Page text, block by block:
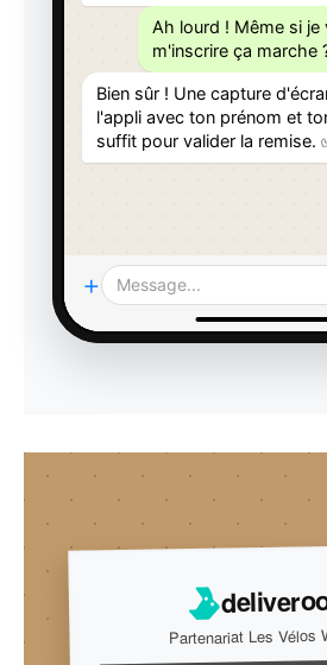
Ah lourd ! Même si je
m'inscrire ça marche
Bien sûr ! Une capture
l'appli avec ton prénom et
suffit pour valider la remise.
+ Message...
Partenariat Les Vélos